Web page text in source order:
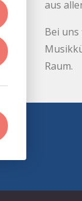
aus
Bei
Raum.